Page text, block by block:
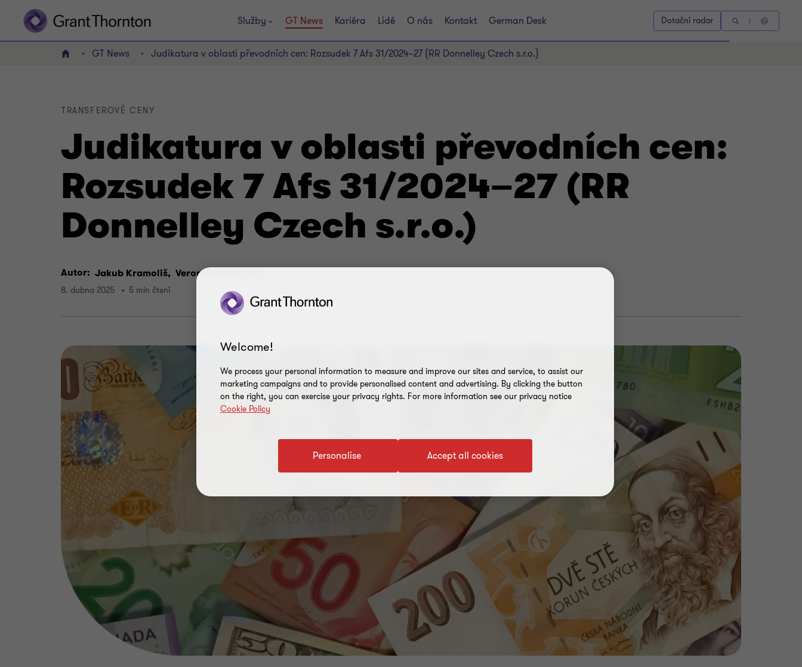
Služby GT News Kariéra Lidé O nás Kontakt German Desk Dotační radar
Domov GT News Judikatura v oblasti převodních cen: Rozsudek 7 Afs 31/2024–27 (RR Donnelley Czech s.r.o.)
Judikatura v oblasti převodních cen:
Rozsudek 7 Afs 31/2024–27 (RR
Donnelley Czech s.r.o.)
TRANSFEROVÉ CENY
Autor: Jakub Kramoliš, Veronika Hohnová
8. dubna 2025 5 min čtení
Welcome!
We process your personal information to measure and improve our sites and service, to assist our
marketing campaigns and to provide personalised content and advertising. By clicking the button
on the right, you can exercise your privacy rights. For more information see our privacy notice
Cookie Policy
Accept all cookies
Personalise